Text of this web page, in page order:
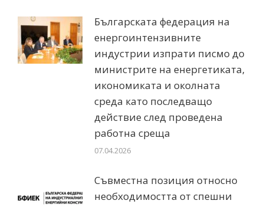
Българската федерация на
енергоинтензивните
индустрии изпрати писмо до
министрите на енергетиката,
икономиката и околната
среда като последващо
действие след проведена
работна среща
07.04.2026
Съвместна позиция относно
необходимостта от спешни